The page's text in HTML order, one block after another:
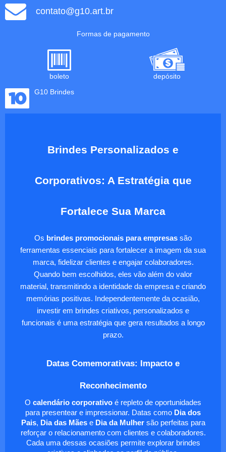
contato@g10.art.br
Formas de pagamento
boleto
depósito
G10 Brindes
Brindes Personalizados e
Corporativos: A Estratégia que
Fortalece Sua Marca
Os brindes promocionais para empresas são
ferramentas essenciais para fortalecer a imagem da sua
marca, fidelizar clientes e engajar colaboradores.
Quando bem escolhidos, eles vão além do valor
material, transmitindo a identidade da empresa e criando
memórias positivas. Independentemente da ocasião,
investir em brindes criativos, personalizados e
funcionais é uma estratégia que gera resultados a longo
prazo.
Datas Comemorativas: Impacto e
Reconhecimento
O calendário corporativo é repleto de oportunidades
para presentear e impressionar. Datas como Dia dos
Pais, Dia das Mãese Dia da Mulhersão perfeitas para
reforçar o relacionamento com clientes e colaboradores.
Cada uma dessas ocasiões permite explorar brindes